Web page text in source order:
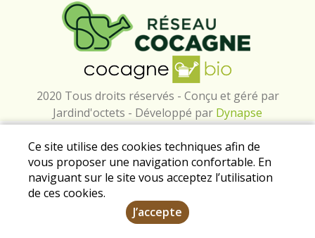
2020 Tous droits réservés - Conçu et géré par
Jardind'octets - Développé par Dynapse
Ce site utilise des cookies techniques afin de
vous proposer une navigation confortable. En
naviguant sur le site vous acceptez l’utilisation
de ces cookies.
J’accepte